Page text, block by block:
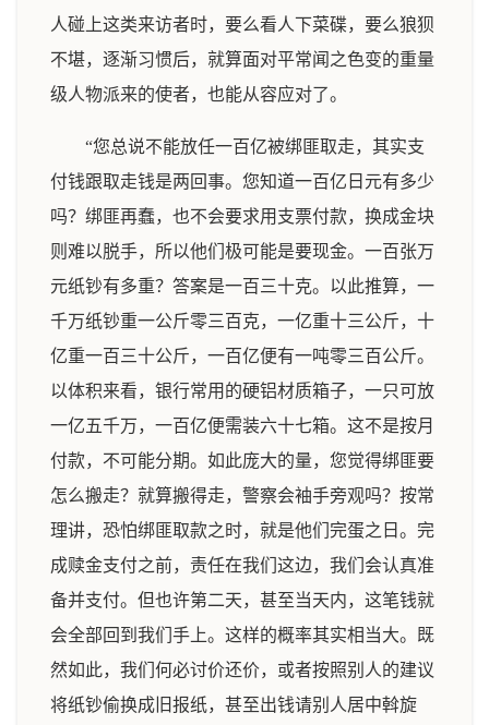
人碰上这类来访者时，要么看人下菜碟，要么狼狈
不堪，逐渐习惯后，就算面对平常闻之色变的重量
级人物派来的使者，也能从容应对了。
“您总说不能放任一百亿被绑匪取走，其实支
付钱跟取走钱是两回事。您知道一百亿日元有多少
吗？绑匪再蠢，也不会要求用支票付款，换成金块
则难以脱手，所以他们极可能是要现金。一百张万
元纸钞有多重？答案是一百三十克。以此推算，一
千万纸钞重一公斤零三百克，一亿重十三公斤，十
亿重一百三十公斤，一百亿便有一吨零三百公斤。
以体积来看，银行常用的硬铝材质箱子，一只可放
一亿五千万，一百亿便需装六十七箱。这不是按月
付款，不可能分期。如此庞大的量，您觉得绑匪要
怎么搬走？就算搬得走，警察会袖手旁观吗？按常
理讲，恐怕绑匪取款之时，就是他们完蛋之日。完
成赎金支付之前，责任在我们这边，我们会认真准
备并支付。但也许第二天，甚至当天内，这笔钱就
会全部回到我们手上。这样的概率其实相当大。既
然如此，我们何必讨价还价，或者按照别人的建议
将纸钞偷换成旧报纸，甚至出钱请别人居中斡旋